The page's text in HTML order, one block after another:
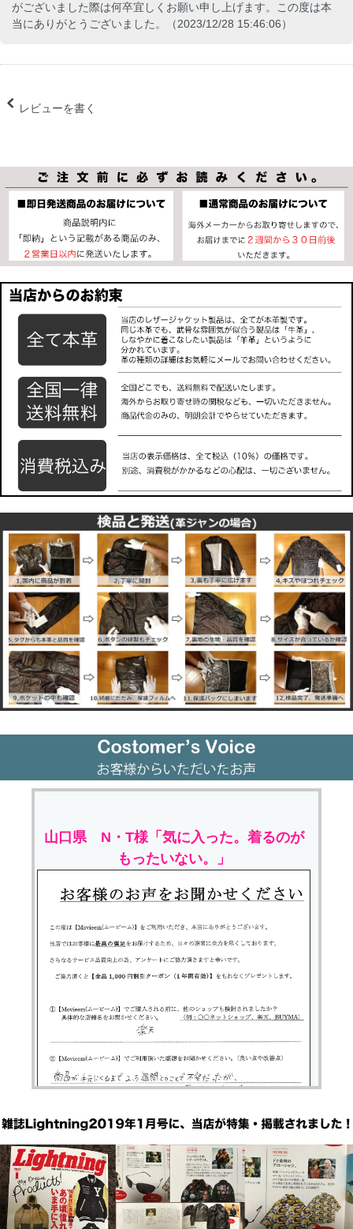
がございました際は何卒宜しくお願い申し上げます。この度は本
当にありがとうございました。（2023/12/28 15:46:06）
レビューを書く
山口県 N・T様「気に入った。着るのが
もったいない。」